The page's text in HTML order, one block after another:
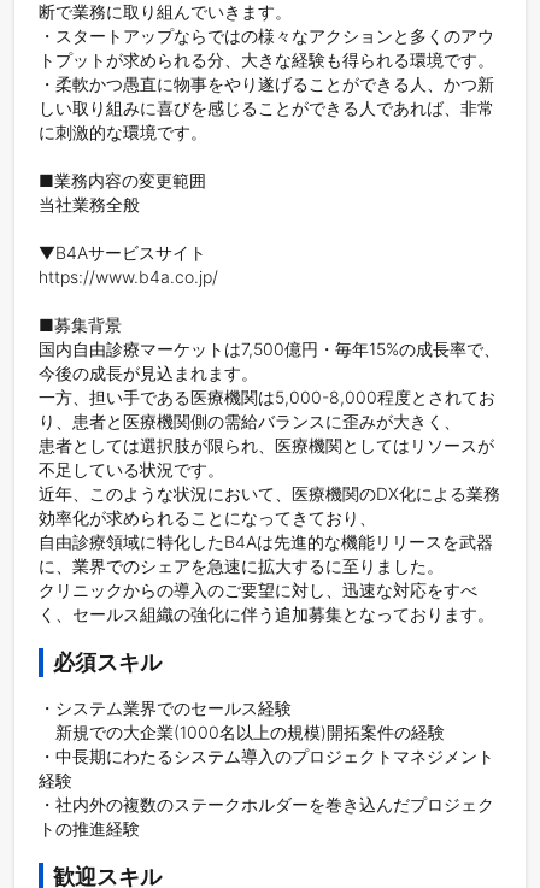
断で業務に取り組んでいきます。
・スタートアップならではの様々なアクションと多くのアウ
トプットが求められる分、大きな経験も得られる環境です。
・柔軟かつ愚直に物事をやり遂げることができる人、かつ新
しい取り組みに喜びを感じることができる人であれば、非常
に刺激的な環境です。
■業務内容の変更範囲
当社業務全般
▼B4Aサービスサイト
https://www.b4a.co.jp/
■募集背景
国内自由診療マーケットは7,500億円・毎年15%の成長率で、
今後の成長が見込まれます。
一方、担い手である医療機関は5,000-8,000程度とされてお
り、患者と医療機関側の需給バランスに歪みが大きく、
患者としては選択肢が限られ、医療機関としてはリソースが
不足している状況です。
近年、このような状況において、医療機関のDX化による業務
効率化が求められることになってきており、
自由診療領域に特化したB4Aは先進的な機能リリースを武器
に、業界でのシェアを急速に拡大するに至りました。
クリニックからの導入のご要望に対し、迅速な対応をすべ
く、セールス組織の強化に伴う追加募集となっております。
必須スキル
・システム業界でのセールス経験
新規での大企業(1000名以上の規模)開拓案件の経験
・中長期にわたるシステム導入のプロジェクトマネジメント
経験
・社内外の複数のステークホルダーを巻き込んだプロジェク
トの推進経験
歓迎スキル